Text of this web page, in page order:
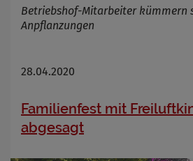
Betriebshof-Mitarbeiter kümmern
Anpflanzungen
28.04.2020
Familienfest mit
abgesagt